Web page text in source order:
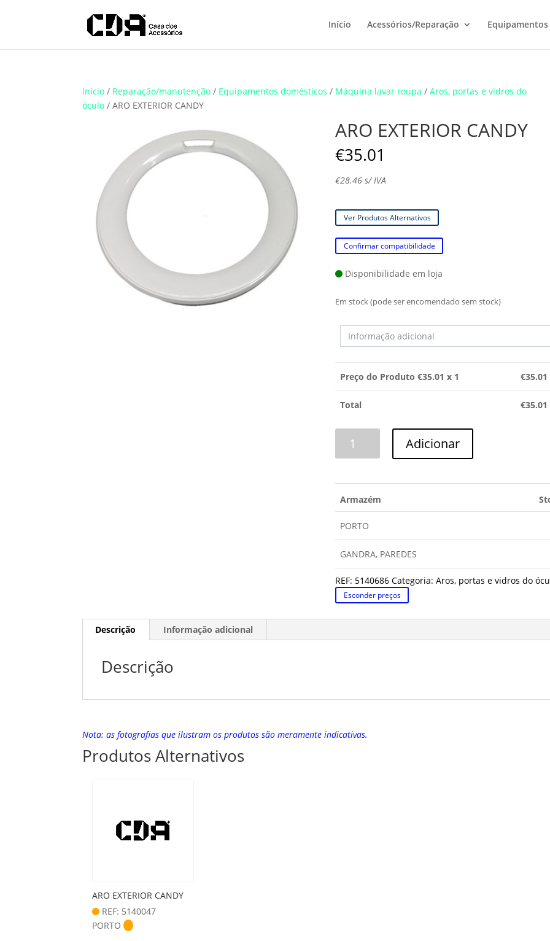
Translate
Início Acessórios/Reparação
Início / Reparação/manutenção / Equipamentos domésticos / Máquina lavar roupa /Aros, portas e vidros do
óculo / ARO EXTERIOR CANDY
ARO EXTERIOR CANDY
€35.01
€28.46 s/ IVA
Ver Produtos Alternativos
Confirmar compatibilidade
Disponibilidade em loja
Em stock (pode ser encomendado sem stock)
Preço do Produto €35.01 x 1 €35.01
Total €35.01
Adicionar
Armazém
PORTO
GANDRA, PAREDES
REF: 5140686 Categoria:Aros, portas e vidros do
Esconder preços
Descrição Informação adicional
Descrição
Nota: as fotografias que ilustram os produtos são meramente indicativas.
Produtos Alternativos
ARO EXTERIOR CANDY
REF: 5140047
PORTO